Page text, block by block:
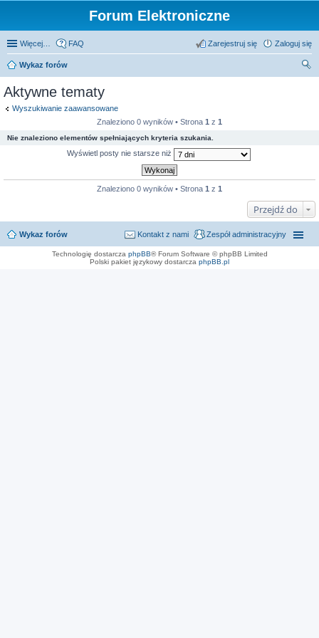
Forum Elektroniczne
Więcej… FAQ Zaloguj się
Zarejestruj się
Wykaz forów
Aktywne tematy
Wyszukiwanie zaawansowane
Znaleziono 0 wyników • Strona 1 z 1
Nie znaleziono elementów spełniających kryteria szukania.
Wyświetl posty nie starsze niż
Znaleziono 0 wyników • Strona 1 z 1
Przejdź do
Wykaz forów Zespół administracyjny
Kontakt z nami
Technologię dostarcza phpBB® Forum Software © phpBB Limited
Polski pakiet językowy dostarcza phpBB.pl